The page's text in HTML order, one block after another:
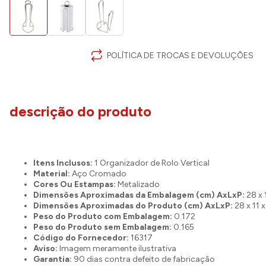
POLÍTICA DE TROCAS E DEVOLUÇÕES
descrição do produto
Itens Inclusos: 1 Organizador de Rolo Vertical
Material: Aço Cromado
Cores Ou Estampas: Metalizado
Dimensões Aproximadas da Embalagem (cm) AxLxP: 28 x
Dimensões Aproximadas do Produto (cm) AxLxP: 28 x 11
Peso do Produto com Embalagem: 0.172
Peso do Produto sem Embalagem: 0.165
Código do Fornecedor: 16317
Aviso: Imagem meramente ilustrativa
Garantia: 90 dias contra defeito de fabricação